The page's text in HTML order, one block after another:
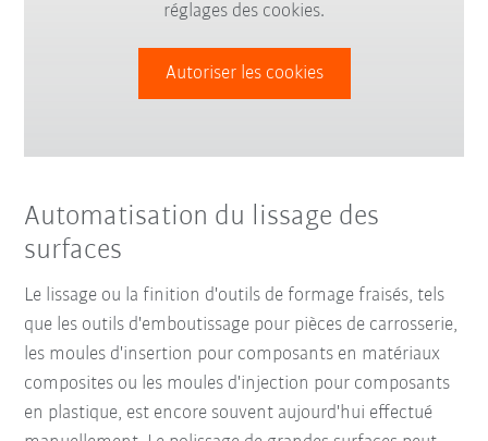
réglages des cookies.
Autoriser les cookies
Automatisation du lissage des
surfaces
Le lissage ou la finition d'outils de formage fraisés, tels
que les outils d'emboutissage pour pièces de carrosserie,
les moules d'insertion pour composants en matériaux
composites ou les moules d'injection pour composants
en plastique, est encore souvent aujourd'hui effectué